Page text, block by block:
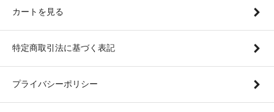
カートを見る
特定商取引法に基づく表記
プライバシーポリシー